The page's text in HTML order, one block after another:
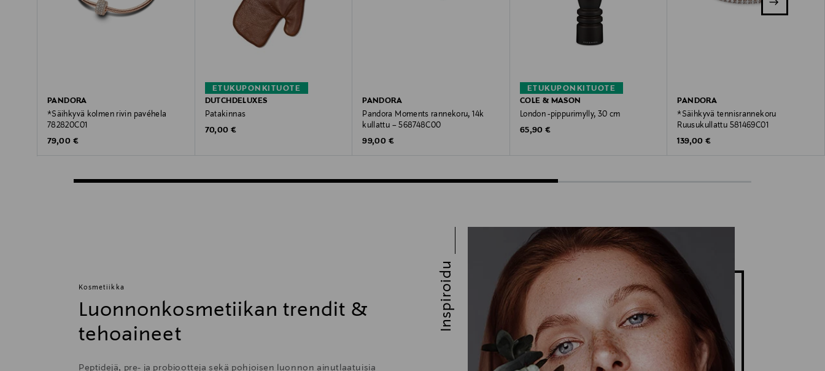
PANDORA
*Säihkyvä kolmen rivin pavéhela
782820C01
Original Price
79,00 €
ETUKUPONKITUOTE
DUTCHDELUXES
Patakinnas
Original Price
70,00 €
PANDORA
Pandora Moments rannekoru, 14k
kullattu – 568748C00
Original Price
99,00 €
ETUKUPONKITUOTE
COLE & MASON
London -pippurimylly, 30 cm
Original Price
65,90 €
PANDORA
*Säihkyvä tennisrannekoru
Ruusukullattu 581469C01
Original Price
139,00 €
Kosmetiikka
Luonnonkosmetiikan trendit &
tehoaineet
Peptidejä, pre- ja probiootteja sekä pohjoisen luonnon ainutlaatuisia
Inspiroidu